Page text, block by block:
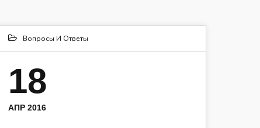
Вопросы И Ответы
18
АПР 2016